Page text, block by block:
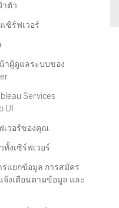
ตัว
ซิร์ฟเวอร์
าผู้ดูแลระบบของ
Services
UI
เวอร์ของคุณ
งเซิร์ฟเวอร์
รแยกข้อมูล การสมัคร
จ้งเตือนตามข้อมูล และ